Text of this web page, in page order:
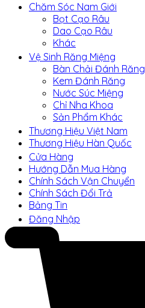
Chăm Sóc Nam Giới
Bọt Cạo Râu
Dao Cạo Râu
Khác
Vệ Sinh Răng Miệng
Bàn Chải Đánh Răng
Kem Đánh Răng
Nước Súc Miệng
Chỉ Nha Khoa
Sản Phẩm Khác
Thương Hiệu Việt Nam
Thương Hiệu Hàn Quốc
Cửa Hàng
Hướng Dẫn Mua Hàng
Chính Sách Vận Chuyển
Chính Sách Đổi Trả
Bảng Tin
Đăng Nhập